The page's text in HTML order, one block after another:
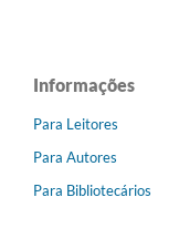
Informações
Para Leitores
Para Autores
Para Bibliotecários